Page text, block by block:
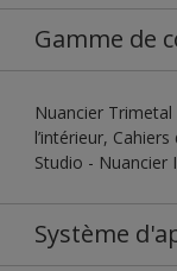
Gamme de
Nuancier
l’intérieur,
Studio - Nuancier
Système